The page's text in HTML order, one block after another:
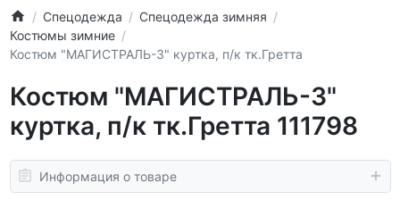
Спецодежда
Спецодежда зимняя
Костюмы зимние
Костюм "МАГИСТРАЛЬ-3" куртка, п/к тк.Гретта
Костюм "МАГИСТРАЛЬ-3"
куртка, п/к тк.Гретта 111798
Информация о товаре